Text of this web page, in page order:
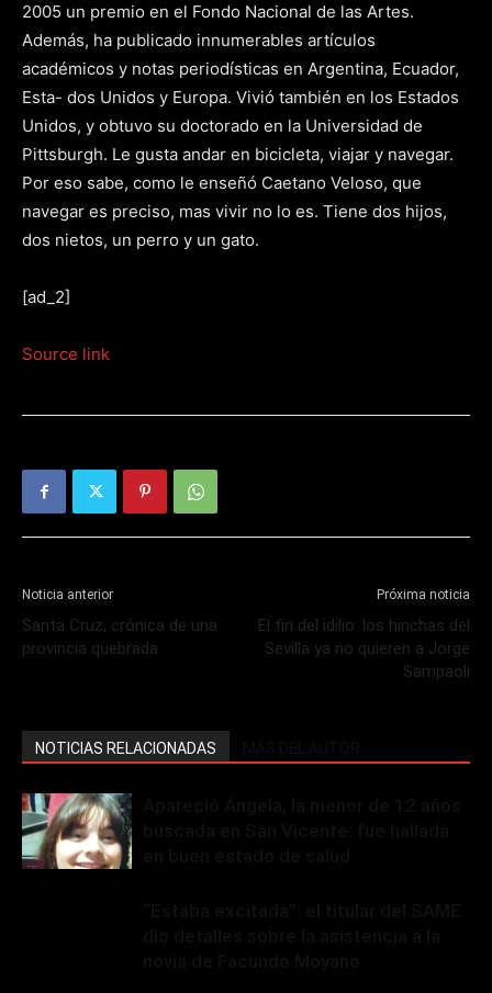
2005 un premio en el Fondo Nacional de las Artes.
Además, ha publicado innumerables artículos
académicos y notas periodísticas en Argentina, Ecuador,
Esta- dos Unidos y Europa. Vivió también en los Estados
Unidos, y obtuvo su doctorado en la Universidad de
Pittsburgh. Le gusta andar en bicicleta, viajar y navegar.
Por eso sabe, como le enseñó Caetano Veloso, que
navegar es preciso, mas vivir no lo es. Tiene dos hijos,
dos nietos, un perro y un gato.
[ad_2]
Source link
Noticia anterior
Santa Cruz, crónica de una
provincia quebrada
Próxima noticia
El fin del idilio: los hinchas del
Sevilla ya no quieren a Jorge
Sampaoli
NOTICIAS RELACIONADAS